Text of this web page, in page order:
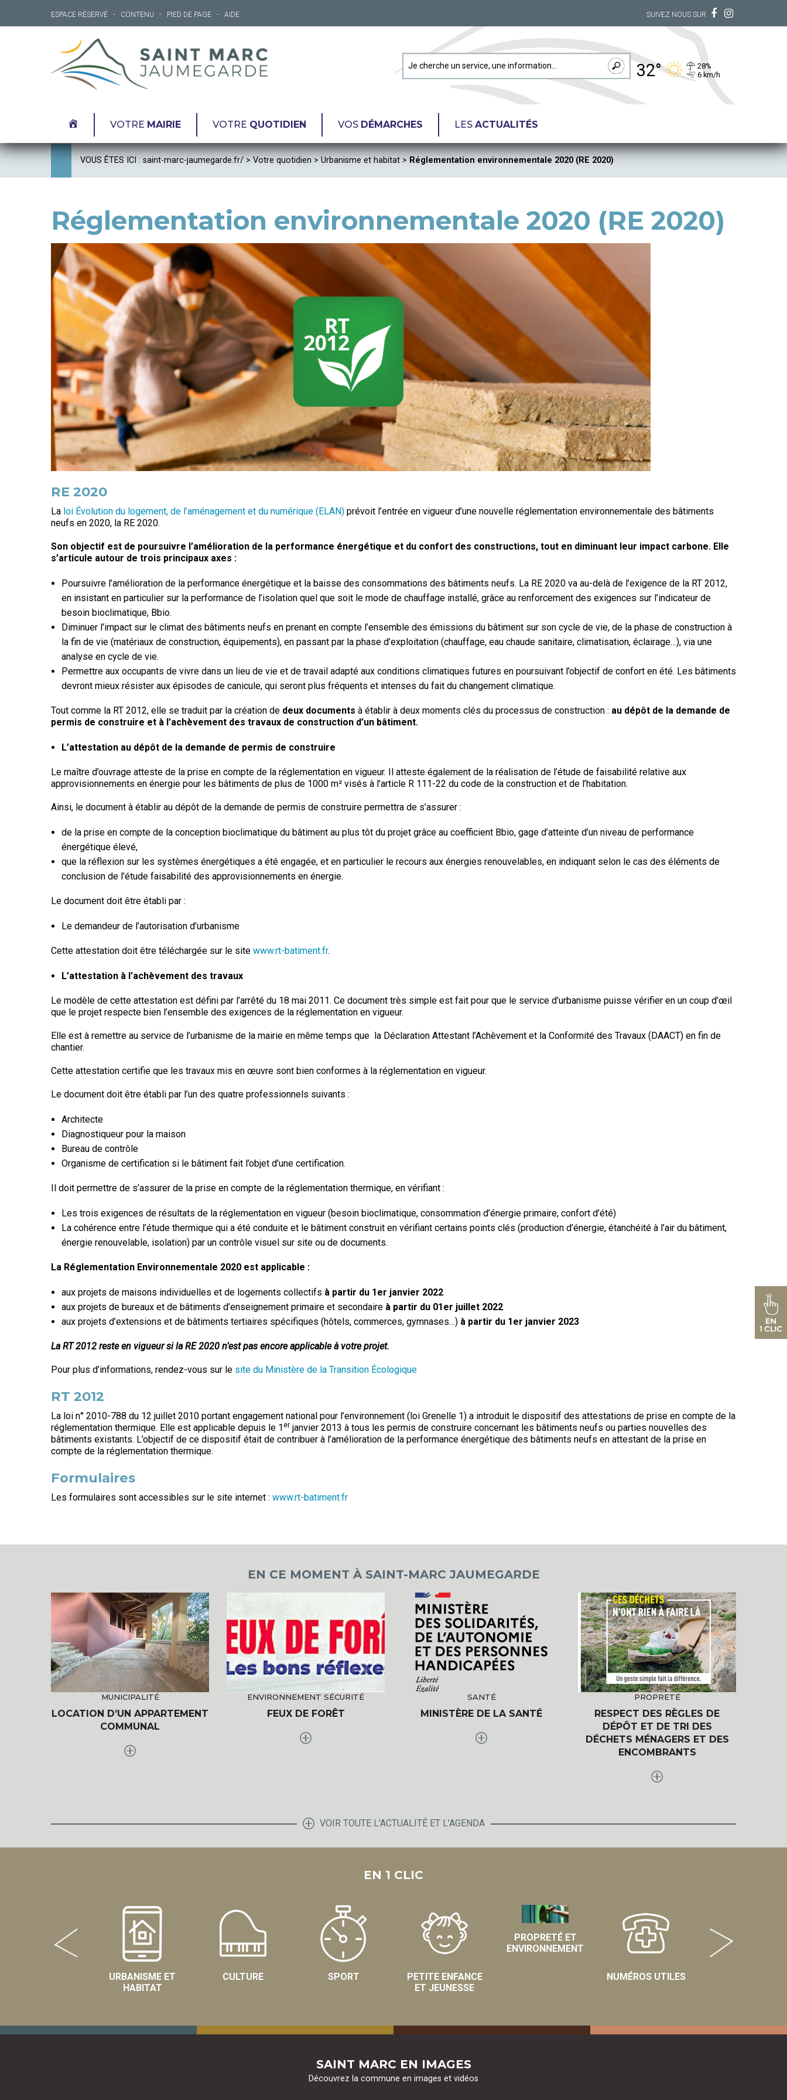
ESPACE RÉSERVÉ CONTENU PIED DE PAGE AIDE SUIVEZ NOUS SUR
32°
28%
6 km/h
ACCUEILVOTRE MAIRIE VOTRE QUOTIDIEN VOS DÉMARCHES LES ACTUALITÉS
VOUS ÊTES ICI : saint-marc-jaumegarde.fr/ > Votre quotidien > Urbanisme et habitat > Réglementation environnementale 2020 (RE 2020)
Réglementation environnementale 2020 (RE 2020)
RE 2020
La loi Évolution du logement, de l’aménagement et du numérique (ELAN) prévoit l’entrée en vigueur d’une nouvelle réglementation environnementale des bâtiments
neufs en 2020, la RE 2020.
Son objectif est de poursuivre l’amélioration de la performance énergétique et du confort des constructions, tout en diminuant leur impact carbone. Elle
s’articule autour de trois principaux axes :
Poursuivre l’amélioration de la performance énergétique et la baisse des consommations des bâtiments neufs. La RE 2020 va au-delà de l’exigence de la RT 2012,
en insistant en particulier sur la performance de l’isolation quel que soit le mode de chauffage installé, grâce au renforcement des exigences sur l’indicateur de
besoin bioclimatique, Bbio.
Diminuer l’impact sur le climat des bâtiments neufs en prenant en compte l’ensemble des émissions du bâtiment sur son cycle de vie, de la phase de construction à
la fin de vie (matériaux de construction, équipements), en passant par la phase d’exploitation (chauffage, eau chaude sanitaire, climatisation, éclairage…), via une
analyse en cycle de vie.
Permettre aux occupants de vivre dans un lieu de vie et de travail adapté aux conditions climatiques futures en poursuivant l’objectif de confort en été. Les bâtiments
devront mieux résister aux épisodes de canicule, qui seront plus fréquents et intenses du fait du changement climatique.
Tout comme la RT 2012, elle se traduit par la création de deux documents à établir à deux moments clés du processus de construction : au dépôt de la demande de
permis de construire et à l’achèvement des travaux de construction d’un bâtiment.
L’attestation au dépôt de la demande de permis de construire
Le maître d’ouvrage atteste de la prise en compte de la réglementation en vigueur. Il atteste également de la réalisation de l’étude de faisabilité relative aux
approvisionnements en énergie pour les bâtiments de plus de 1000 m² visés à l’article R 111-22 du code de la construction et de l’habitation.
Ainsi, le document à établir au dépôt de la demande de permis de construire permettra de s’assurer :
de la prise en compte de la conception bioclimatique du bâtiment au plus tôt du projet grâce au coefficient Bbio, gage d’atteinte d’un niveau de performance
énergétique élevé,
que la réflexion sur les systèmes énergétiques a été engagée, et en particulier le recours aux énergies renouvelables, en indiquant selon le cas des éléments de
conclusion de l’étude faisabilité des approvisionnements en énergie.
Le document doit être établi par :
Le demandeur de l’autorisation d’urbanisme
Cette attestation doit être téléchargée sur le site www.rt-batiment.fr.
L’attestation à l’achèvement des travaux
Le modèle de cette attestation est défini par l’arrêté du 18 mai 2011. Ce document très simple est fait pour que le service d’urbanisme puisse vérifier en un coup d’œil
que le projet respecte bien l’ensemble des exigences de la réglementation en vigueur.
Elle est à remettre au service de l’urbanisme de la mairie en même temps que la Déclaration Attestant l’Achèvement et la Conformité des Travaux (DAACT) en fin de
chantier.
Cette attestation certifie que les travaux mis en œuvre sont bien conformes à la réglementation en vigueur.
Le document doit être établi par l’un des quatre professionnels suivants :
Architecte
Diagnostiqueur pour la maison
Bureau de contrôle
Organisme de certification si le bâtiment fait l’objet d’une certification.
Il doit permettre de s’assurer de la prise en compte de la réglementation thermique, en vérifiant :
Les trois exigences de résultats de la réglementation en vigueur (besoin bioclimatique, consommation d’énergie primaire, confort d’été)
La cohérence entre l’étude thermique qui a été conduite et le bâtiment construit en vérifiant certains points clés (production d’énergie, étanchéité à l’air du bâtiment,
énergie renouvelable, isolation) par un contrôle visuel sur site ou de documents.
La Réglementation Environnementale 2020 est applicable :
aux projets de maisons individuelles et de logements collectifs à partir du 1er janvier 2022
aux projets de bureaux et de bâtiments d’enseignement primaire et secondaire à partir du 01er juillet 2022
aux projets d’extensions et de bâtiments tertiaires spécifiques (hôtels, commerces, gymnases…) à partir du 1er janvier 2023
La RT 2012 reste en vigueur si la RE 2020 n’est pas encore applicable à votre projet.
Pour plus d’informations, rendez-vous sur le site du Ministère de la Transition Écologique
RT 2012
La loi n° 2010-788 du 12 juillet 2010 portant engagement national pour l’environnement (loi Grenelle 1) a introduit le dispositif des attestations de prise en compte de la
réglementation thermique. Elle est applicable depuis le 1er janvier 2013 à tous les permis de construire concernant les bâtiments neufs ou parties nouvelles des
bâtiments existants. L’objectif de ce dispositif était de contribuer à l’amélioration de la performance énergétique des bâtiments neufs en attestant de la prise en
compte de la réglementation thermique.
Formulaires
Les formulaires sont accessibles sur le site internet : www.rt-batiment.fr
EN CE MOMENT À SAINT-MARC JAUMEGARDE
MUNICIPALITÉ
LOCATION D’UN APPARTEMENT
COMMUNAL
ENVIRONNEMENT SÉCURITÉ
FEUX DE FORÊT
SANTÉ
MINISTÈRE DE LA SANTÉ
PROPRETÉ
RESPECT DES RÈGLES DE
DÉPÔT ET DE TRI DES
DÉCHETS MÉNAGERS ET DES
ENCOMBRANTS
VOIR TOUTE L'ACTUALITÉ ET L'AGENDA
EN 1 CLIC
URBANISME ET
HABITAT
CULTURE SPORT
PETITE ENFANCE
ET JEUNESSE
PROPRETÉ ET
ENVIRONNEMENT
NUMÉROS UTILES
SAINT MARC EN IMAGES
Découvrez la commune en images et vidéos